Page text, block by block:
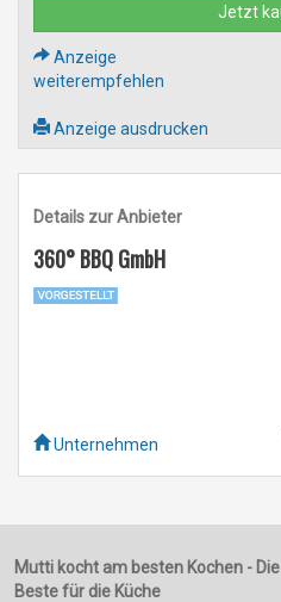
Jetzt
Anzeige
weiterempfehlen
Anzeige ausdrucken
Details zur Anbieter
360° BBQ GmbH
Unternehmen
Mutti kocht am besten Kochen -
Beste für die Küche